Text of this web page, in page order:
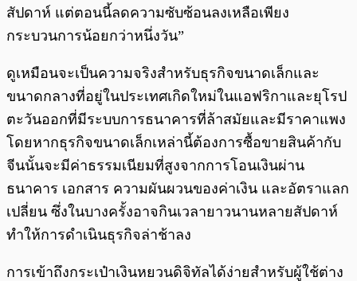
สัปดาห์ แต่ตอนนี้ลดความซับซ้อนลงเหลือเพียง
กระบวนการน้อยกว่าหนึ่งวัน”
ดูเหมือนจะเป็นความจริงสำหรับธุรกิจขนาดเล็กและ
ขนาดกลางที่อยู่ในประเทศเกิดใหม่ในแอฟริกาและยุโรป
ตะวันออกที่มีระบบการธนาคารที่ล้าสมัยและมีราคาแพง
โดยหากธุรกิจขนาดเล็กเหล่านี้ต้องการซื้อขายสินค้ากับ
จีนนั้นจะมีค่าธรรมเนียมที่สูงจากการโอนเงินผ่าน
ธนาคาร เอกสาร ความผันผวนของค่าเงิน และอัตราแลก
เปลี่ยน ซึ่งในบางครั้งอาจกินเวลายาวนานหลายสัปดาห์
ทำให้การดำเนินธุรกิจล่าช้าลง
การเข้าถึงกระเป๋าเงินหยวนดิจิทัลได้ง่ายสำหรับผู้ใช้ต่าง